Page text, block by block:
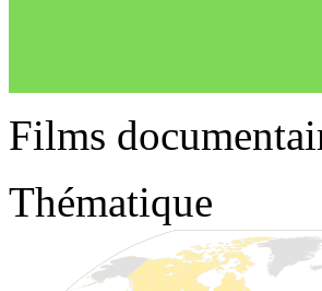
Films
Thématique